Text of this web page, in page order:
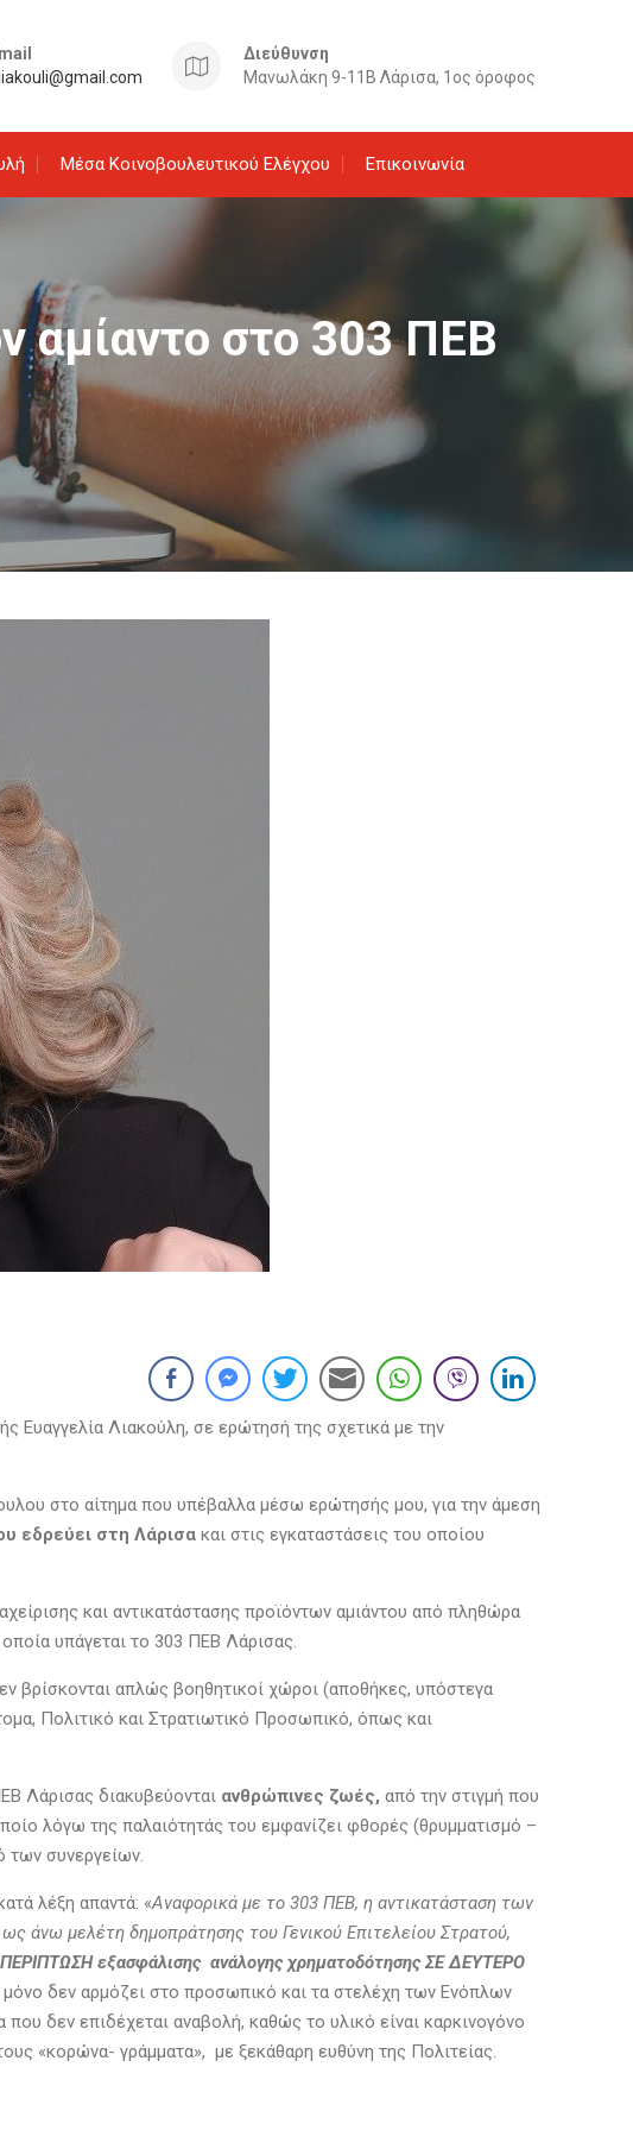
Διεύθυνση
Μανωλάκη 9-11Β Λάρισα, 1ος όροφος
Μέσα Κοινοβουλευτικού Ελέγχου Επικοινωνία
αμίαντο στο 303 ΠΕΒ
Ευαγγελία Λιακούλη, σε ερώτησή της σχετικά με την
στο αίτημα που υπέβαλλα μέσω ερώτησής μου, για την άμεση
εδρεύει στη Λάρισα και στις εγκαταστάσεις του οποίου
και αντικατάστασης προϊόντων αμιάντου από πληθώρα
υπάγεται το 303 ΠΕΒ Λάρισας.
βρίσκονται απλώς βοηθητικοί χώροι (αποθήκες, υπόστεγα
Πολιτικό και Στρατιωτικό Προσωπικό, όπως και
Λάρισας διακυβεύονται ανθρώπινες ζωές, από την στιγμή που
λόγω της παλαιότητάς του εμφανίζει φθορές (θρυμματισμό –
των συνεργείων.
λέξη απαντά: «Αναφορικά με το 303 ΠΕΒ, η αντικατάσταση των
άνω μελέτη δημοπράτησης του Γενικού Επιτελείου Στρατού,
εξασφάλισης ανάλογης χρηματοδότησης ΣΕ ΔΕΥΤΕΡΟ
μόνο δεν αρμόζει στο προσωπικό και τα στελέχη των Ενόπλων
δεν επιδέχεται αναβολή, καθώς το υλικό είναι καρκινογόνο
«κορώνα- γράμματα», με ξεκάθαρη ευθύνη της Πολιτείας.